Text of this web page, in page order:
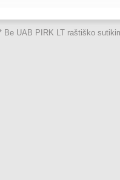
Be UAB PIRK LT raštiško